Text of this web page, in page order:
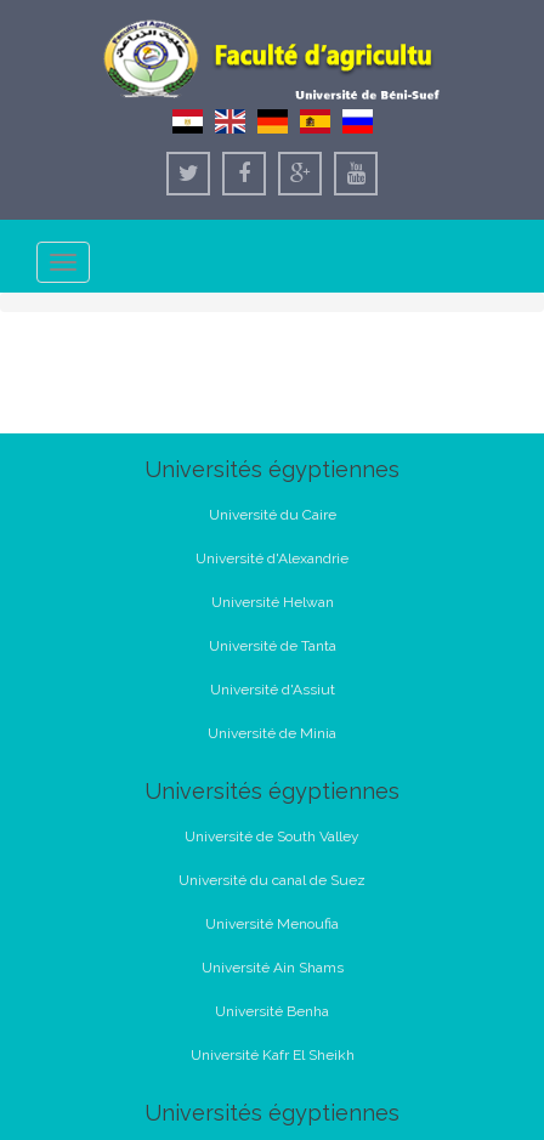
Toggle
navigation
Universités égyptiennes
Université du Caire
Université d'Alexandrie
Université Helwan
Université de Tanta
Université d'Assiut
Université de Minia
Universités égyptiennes
Université de South Valley
Université du canal de Suez
Université Menoufia
Université Ain Shams
Université Benha
Université Kafr El Sheikh
Universités égyptiennes